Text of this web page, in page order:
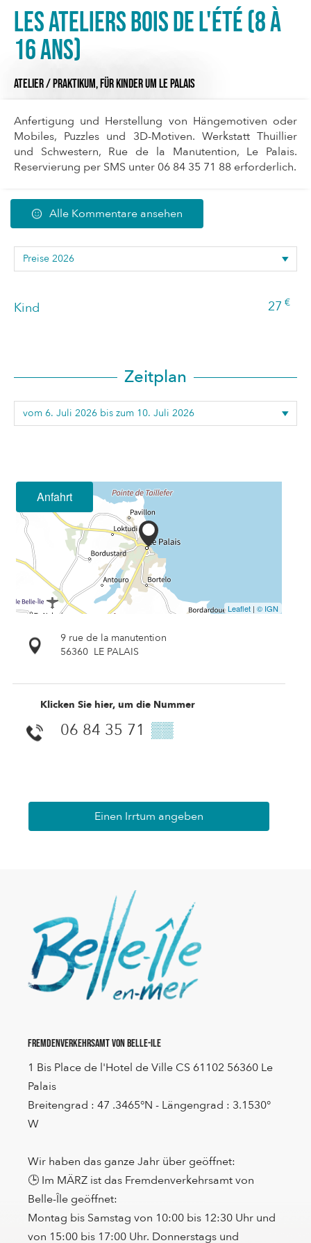
Les Ateliers bois de l'été (8 à
16 ans)
ATELIER / PRAKTIKUM,FÜR KINDERUM LE PALAIS
Anfertigung und Herstellung von Hängemotiven oder
Mobiles, Puzzles und 3D-Motiven. Werkstatt Thuillier
und Schwestern, Rue de la Manutention, Le Palais.
Reservierung per SMS unter 06 84 35 71 88 erforderlich.
Alle Kommentare ansehen
Kind 27 €
Zeitplan
Anfahrt
Leaflet | © IGN
9 rue de la manutention
56360 LE PALAIS
Klicken Sie hier, um die Nummer
06 84 35 71 ▒▒
Einen Irrtum angeben
Fremdenverkehrsamt von Belle-Ile
1 Bis Place de l'Hotel de Ville CS 61102 56360 Le
Palais
Breitengrad : 47 .3465°N - Längengrad : 3.1530°
W
Wir haben das ganze Jahr über geöffnet:
🕒 Im MÄRZ ist das Fremdenverkehrsamt von
Belle-Île geöffnet:
Montag bis Samstag von 10:00 bis 12:30 Uhr und
von 15:00 bis 17:00 Uhr. Donnerstags und